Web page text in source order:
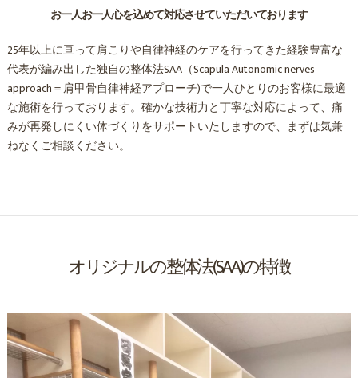
お一人お一人心を込めて対応させていただいております
25年以上に亘って肩こりや自律神経のケアを行ってきた経験豊富な
代表が編み出した独自の整体法SAA（Scapula Autonomic nerves
approach＝肩甲骨自律神経アプローチ)で一人ひとりのお客様に最適
な施術を行っております。確かな技術力と丁寧な対応によって、痛
みが再発しにくい体づくりをサポートいたしますので、まずは気兼
ねなくご相談ください。
オリジナルの整体法(SAA)の特徴